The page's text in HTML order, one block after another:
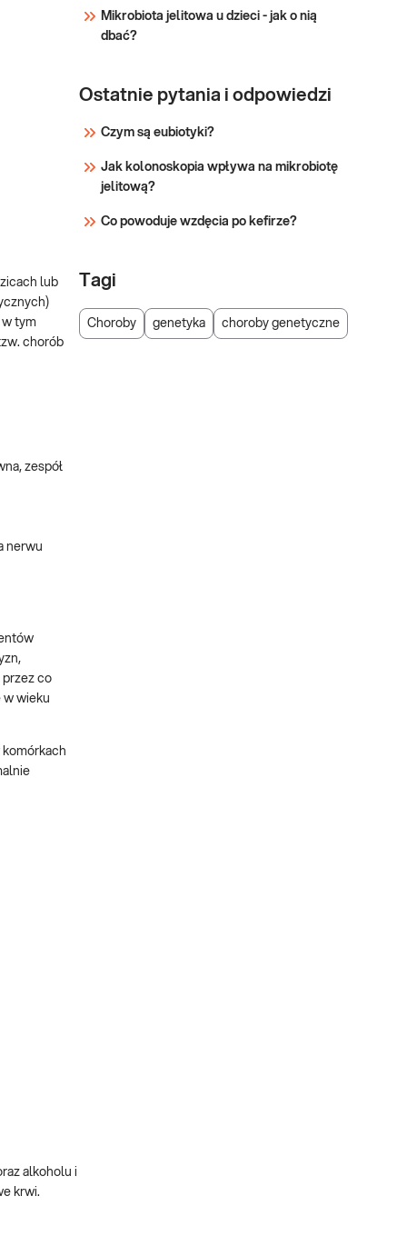
lub
w tym
chorób
zespół
nerwu
przez co
w wieku
komórkach
alkoholu i
krwi.
Mikrobiota jelitowa u dzieci - jak o nią
dbać?
Ostatnie pytania i odpowiedzi
Czym są eubiotyki?
Jak kolonoskopia wpływa na mikrobiotę
jelitową?
Co powoduje wzdęcia po kefirze?
Tagi
Choroby genetyka choroby genetyczne